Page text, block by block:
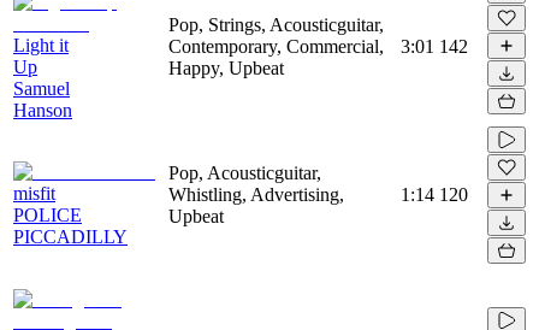
Light it
Up
Samuel
Hanson
Pop, Strings, Acousticguitar,
Contemporary, Commercial,
Happy, Upbeat
3:01 142
misfit
POLICE
PICCADILLY
Pop, Acousticguitar,
Whistling, Advertising,
Upbeat
1:14 120